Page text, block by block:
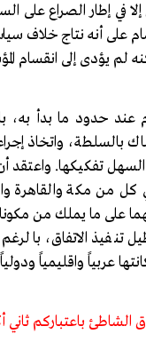
في إطار الصراع على
على أنه نتاج خلاف
لم يؤدى إلى انقسام
عند حدود ما بدأ
بالسلطة، واتخاذ
تفكيكها. واعتقد
كل من مكة والقاهرة
على ما يملك من
تنفيذ الاتفاق،
عربياً واقليمياً
الشاطئ باعتباركم